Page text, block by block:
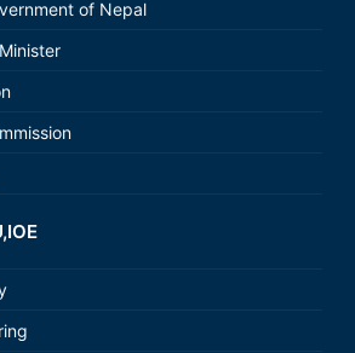
of Nepal